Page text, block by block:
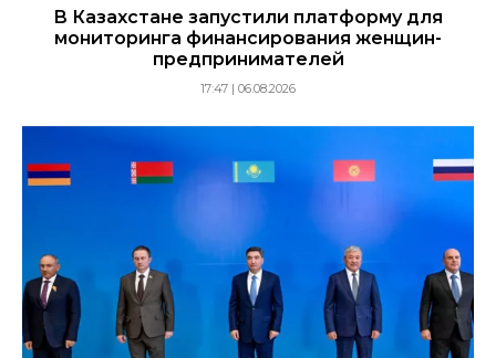
В Казахстане запустили платформу для
мониторинга финансирования женщин-
предпринимателей
17:47 | 06.08.2026